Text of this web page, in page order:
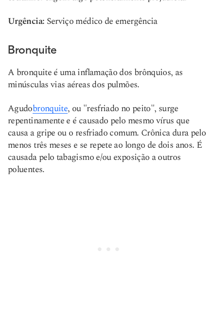
Urgência: Serviço médico de emergência
Bronquite
A bronquite é uma inflamação dos brônquios, as
minúsculas vias aéreas dos pulmões.
Agudobronquite, ou "resfriado no peito", surge
repentinamente e é causado pelo mesmo vírus que
causa a gripe ou o resfriado comum. Crônicadura pelo
menos três meses e se repete ao longo de dois anos. É
causada pelo tabagismo e/ou exposição a outros
poluentes.